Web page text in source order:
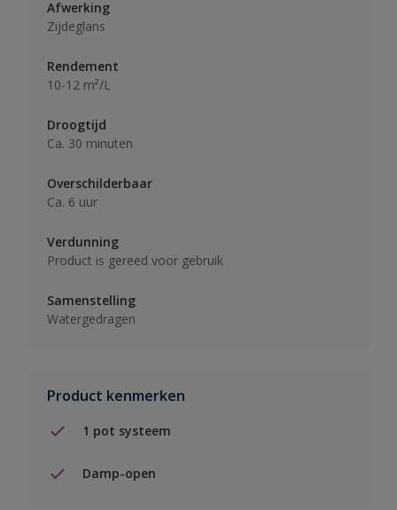
Afwerking
Zijdeglans
Rendement
10-12 m²/L
Droogtijd
Ca. 30 minuten
Overschilderbaar
Ca. 6 uur
Verdunning
Product is gereed voor gebruik
Samenstelling
Watergedragen
Product kenmerken
1 pot systeem
Damp-open